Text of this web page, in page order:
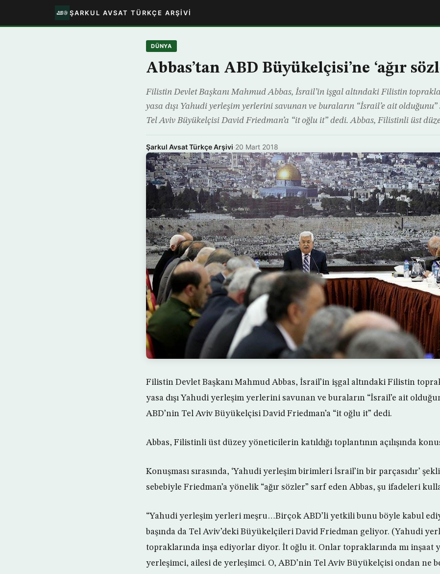
ŞARKUL AVSAT TÜRKÇE ARŞIVI
DÜNYA
Abbas’tan ABD Büyükelçisi’ne ‘ağır
Filistin Devlet Başkanı Mahmud Abbas, İsrail’in işgal altındaki Filistin
yasa dışı Yahudi yerleşim yerlerini savunan ve buraların “İsrail’e ait olduğunu”
Tel Aviv Büyükelçisi David Friedman’a “it oğlu it” dedi. Abbas, Filistinli üst
Şarkul Avsat Türkçe Arşivi·20 Mart 2018
Filistin Devlet Başkanı Mahmud Abbas, İsrail’in işgal altındaki Filistin
yasa dışı Yahudi yerleşim yerlerini savunan ve buraların “İsrail’e ait
ABD’nin Tel Aviv Büyükelçisi David Friedman’a “it oğlu it” dedi.
Abbas, Filistinli üst düzey yöneticilerin katıldığı toplantının açılışında
Konuşması sırasında, ‘Yahudi yerleşim birimleri İsrail’in bir parçasıdır’
sebebiyle Friedman’a yönelik “ağır sözler” sarf eden Abbas, şu ifadeleri
“Yahudi yerleşim yerleri meşru…Birçok ABD’li yetkili bunu böyle kabul
başında da Tel Aviv’deki Büyükelçileri David Friedman geliyor. (Yahudi
topraklarında inşa ediyorlar diyor. İt oğlu it. Onlar topraklarında mı inşaat
yerleşimci, ailesi de yerleşimci. O, ABD’nin Tel Aviv Büyükelçisi ondan ne